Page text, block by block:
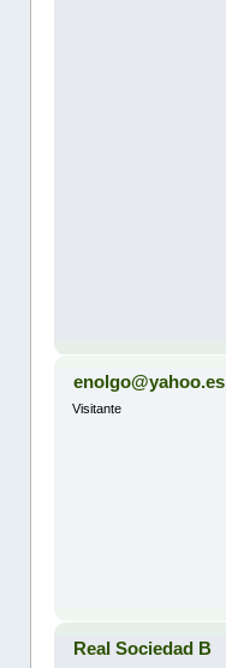
enolgo@yahoo.es
Visitante
Real Sociedad B